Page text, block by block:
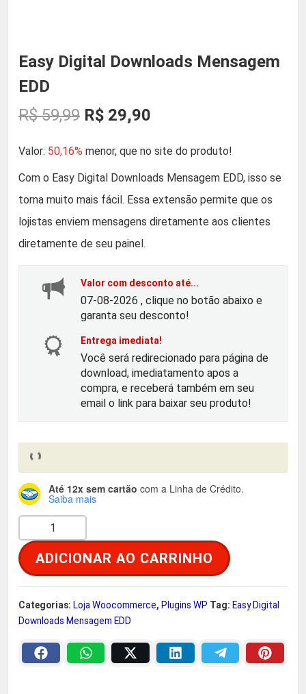
Easy Digital Downloads Mensagem
EDD
R$59,99 O
p
r
ç
o
o
r
i
g
i
n
a
l
e
r
a
R$ 29,90
p
r
e
o
a
t
u
a
l
é
R
$
2
Valor: 50,16% menor, que no site do produto!
Com o Easy Digital Downloads Mensagem EDD, isso se
torna muito mais fácil. Essa extensão permite que os
lojistas enviem mensagens diretamente aos clientes
diretamente de seu painel.
Valor com desconto até...
07-08-2026 , clique no botão abaixo e
garanta seu desconto!
Entrega imediata!
Você será redirecionado para página de
download, imediatamento apos a
compra, e receberá também em seu
email o link para baixar seu produto!
Até 12x sem cartão com a Linha de Crédito.
Saiba mais
a
s
D
i
ADICIONAR AO CARRINHO
Categorias: Loja Woocommerce, Plugins WP Tag: Easy Digital
Downloads Mensagem EDD